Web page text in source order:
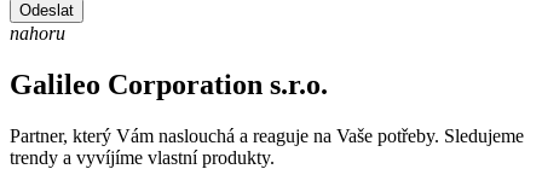
Odeslat
nahoru
Galileo Corporation s.r.o.
Partner, který Vám naslouchá a reaguje na Vaše potřeby. Sledujeme
trendy a vyvíjíme vlastní produkty.